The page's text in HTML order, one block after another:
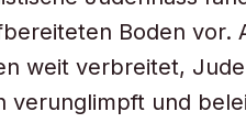
Boden vor.
weit verbreitet,
verunglimpft und